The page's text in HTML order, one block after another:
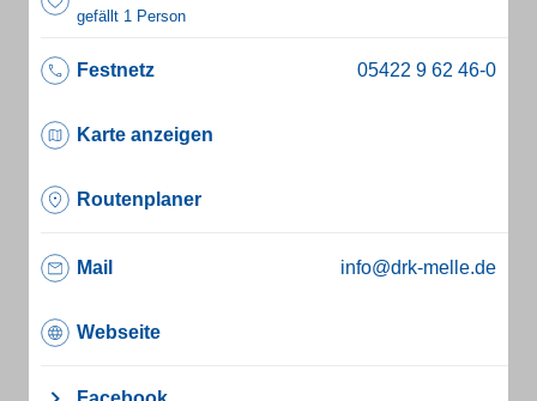
gefällt 1 Person
Festnetz
Karte anzeigen
Routenplaner
Mail info@drk-melle.de
Webseite